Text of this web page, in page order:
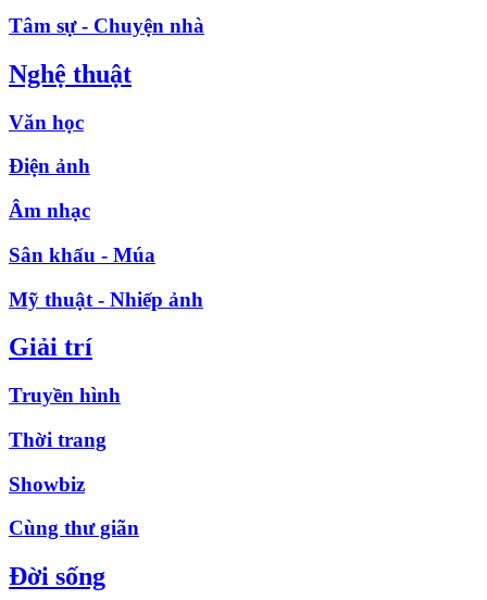
Tâm sự - Chuyện nhà
Nghệ thuật
Văn học
Điện ảnh
Âm nhạc
Sân khấu - Múa
Mỹ thuật - Nhiếp ảnh
Giải trí
Truyền hình
Thời trang
Showbiz
Cùng thư giãn
Đời sống